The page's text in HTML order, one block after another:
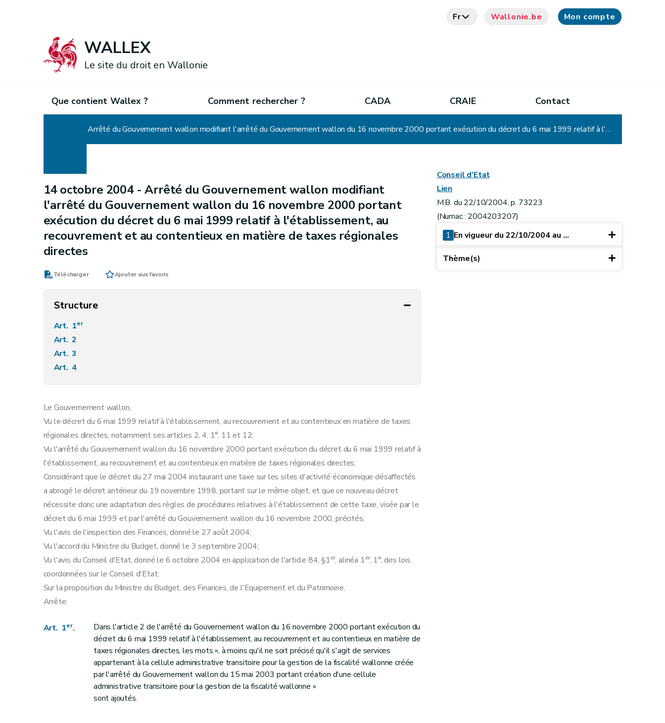
Fr Wallonie.be Mon compte
WALLEX
Le site du droit en Wallonie
Que contient Wallex ? Comment rechercher ? CADA CRAIE Contact
Arrêté du Gouvernement wallon modifiant l'arrêté du Gouvernement wallon du 16 novembre 2000 portant exécution du décret du 6 mai 1999 relatif à l'établissement, au recouvrement et au contentieux en matière de taxes régionales directes
14 octobre 2004 -Arrêté du Gouvernement wallon modifiant
l'arrêté du Gouvernement wallon du 16 novembre 2000 portant
exécution du décret du 6 mai 1999 relatif à l'établissement, au
recouvrement et au contentieux en matière de taxes régionales
directes
Télécharger Ajouter aux favoris
Structure
Art. 1er
Art. 2
Art. 3
Art. 4
Le Gouvernement wallon,
Vu le décret du 6 mai 1999 relatif à l'établissement, au recouvrement et au contentieux en matière de taxes
régionales directes, notamment ses articles 2, 4, 1°, 11 et 12;
Vu l'arrêté du Gouvernement wallon du 16 novembre 2000 portant exécution du décret du 6 mai 1999 relatif à
l'établissement, au recouvrement et au contentieux en matière de taxes régionales directes;
Considérant que le décret du 27 mai 2004 instaurant une taxe sur les sites d'activité économique désaffectés
a abrogé le décret antérieur du 19 novembre 1998, portant sur le même objet, et que ce nouveau décret
nécessite donc une adaptation des règles de procédures relatives à l'établissement de cette taxe, visée par le
décret du 6 mai 1999 et par l'arrêté du Gouvernement wallon du 16 novembre 2000, précités;
Vu l'avis de l'inspection des Finances, donné le 27 août 2004;
Vu l'accord du Ministre du Budget, donné le 3 septembre 2004;
Vu l'avis du Conseil d'Etat, donné le 6 octobre 2004 en application de l'article 84, §1er, alinéa 1er, 1°, des lois
coordonnées sur le Conseil d'Etat;
Sur la proposition du Ministre du Budget, des Finances, de l'Equipement et du Patrimoine,
Arrête:
Art. 1er.
Dans l'article 2 de l'arrêté du Gouvernement wallon du 16 novembre 2000 portant exécution du
décret du 6 mai 1999 relatif à l'établissement, au recouvrement et au contentieux en matière de
taxes régionales directes, les mots «, à moins qu'il ne soit précisé qu'il s'agit de services
appartenant à la cellule administrative transitoire pour la gestion de la fiscalité wallonne créée
par l'arrêté du Gouvernement wallon du 15 mai 2003 portant création d'une cellule
administrative transitoire pour la gestion de la fiscalité wallonne »
sont ajoutés.
Conseil d’Etat
Lien
M.B. du 22/10/2004, p. 73223
(Numac : 2004203207)
1 En vigueur du 22/10/2004 au ...
Thème(s)